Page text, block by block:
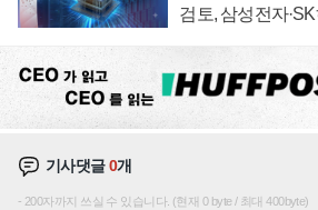
검토, 삼성전자
기사댓글0개
200자까지 쓰실 수 있습니다. (현재 0 byte / 최대 400byte)